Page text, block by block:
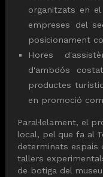
organitzats en
empreses del
posicionament
Hores
d'ambdós
productes
en promoció
Paral·lelament, el
local, pel que fa al
determinats espais
tallers
de botiga del